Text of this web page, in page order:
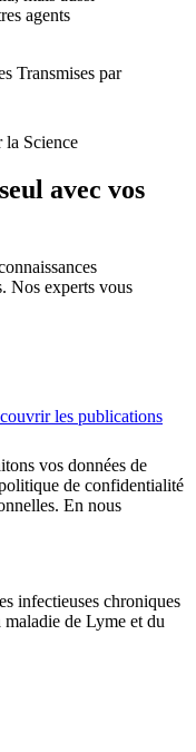
agents
Transmises par
la Science
avec vos
Nos experts vous
les publications
vos données de
de confidentialité
En nous
infectieuses chroniques
maladie de Lyme et du